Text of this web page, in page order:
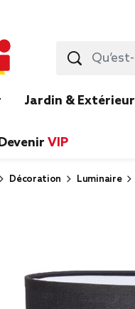
Jardin & Extérieur
VIP
Décoration Luminaire